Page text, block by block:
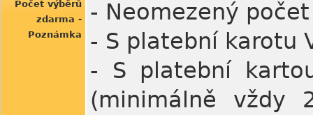
Počet výběrů
zdarma -
Poznámka
- Neomezený
- S platební karotu
- S platební
(minimálně vždy